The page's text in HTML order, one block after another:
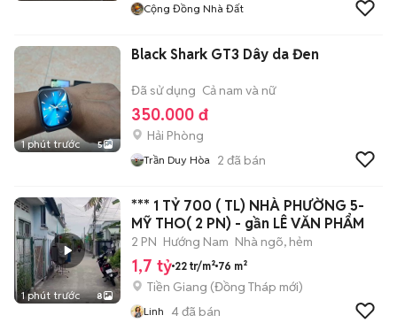
Cộng Đồng Nhà Đất
1 phút trước 5
Black Shark GT3 Dây da Đen
Đã sử dụng Cả nam và nữ
350.000 đ
Hải Phòng
Trần Duy Hòa 2 đã bán
1 phút trước 8
*** 1 TỶ 700 ( TL) NHÀ PHƯỜNG 5-
MỸ THO( 2 PN) - gần LÊ VĂN PHẨM
2 PN Hướng Nam Nhà ngõ, hẻm
1,7 tỷ 22 tr/m² 76 m²
Tiền Giang (Đồng Tháp mới)
Linh 4đã bán